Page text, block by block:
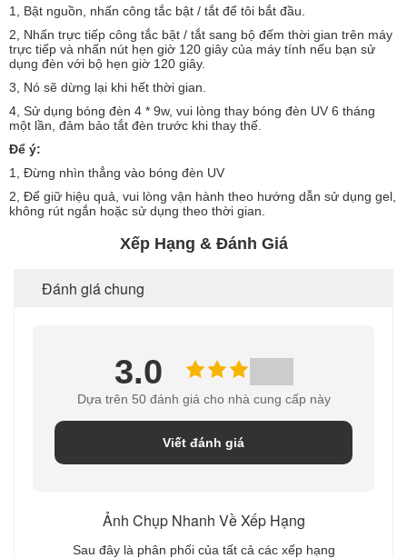
1, Bật nguồn, nhấn công tắc bật / tắt để tôi bắt đầu.
2, Nhấn trực tiếp công tắc bật / tắt sang bộ đếm thời gian trên máy
trực tiếp và nhấn nút hẹn giờ 120 giây của máy tính nếu bạn sử
dụng đèn với bộ hẹn giờ 120 giây.
3, Nó sẽ dừng lại khi hết thời gian.
4, Sử dụng bóng đèn 4 * 9w, vui lòng thay bóng đèn UV 6 tháng
một lần, đảm bảo tắt đèn trước khi thay thế.
Để ý:
1, Đừng nhìn thẳng vào bóng đèn UV
2, Để giữ hiệu quả, vui lòng vận hành theo hướng dẫn sử dụng gel,
không rút ngắn hoặc sử dụng theo thời gian.
Xếp Hạng & Đánh Giá
Đánh giá chung
3.0
Dựa trên 50 đánh giá cho nhà cung cấp này
Viết đánh giá
Ảnh Chụp Nhanh Về Xếp Hạng
Sau đây là phân phối của tất cả các xếp hạng